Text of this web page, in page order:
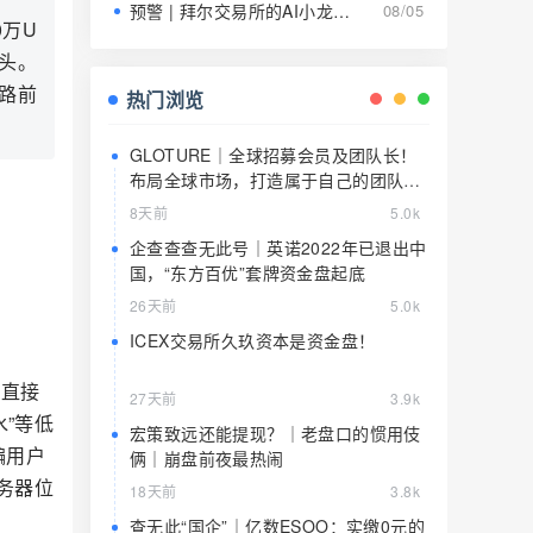
U
。
前
接
等低
户
器位
预警 | 拜尔交易所的AI小龙虾就是9级传销的马甲，日息1.5%养肥了就该宰了 08/05
热门浏览
GLOTURE｜全球招募会员及团队长！
布局全球市场，打造属于自己的团队事
业，想增加收入？想打造团队？加入
8天前 5.0k
企查查查无此号｜英诺2022年已退出中
国，“东方百优”套牌资金盘起底
26天前 5.0k
ICEX交易所久玖资本是资金盘！
27天前 3.9k
宏策致远还能提现？｜老盘口的惯用伎
俩｜崩盘前夜最热闹
18天前 3.8k
查无此“国企”｜亿数ESOO：实缴0元的